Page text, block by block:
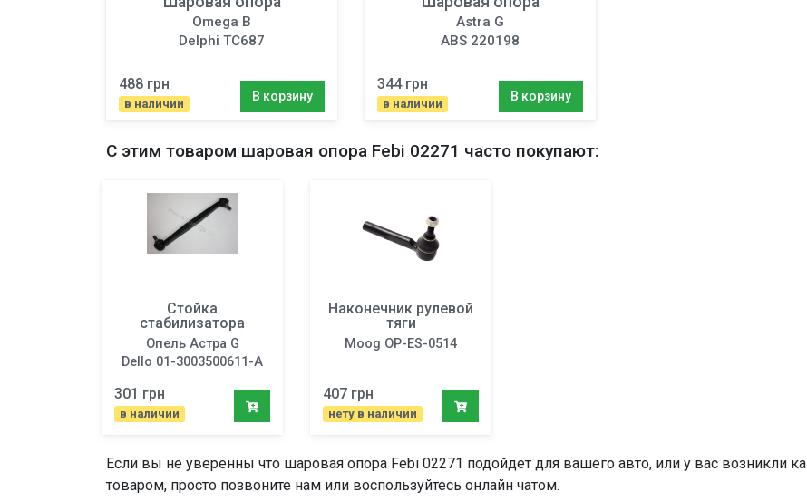
Omega B
Delphi TC687
488 грн
в наличии
В корзину
Astra G
ABS 220198
344 грн
в наличии
В корзину
С этим товаром шаровая опора Febi 02271 часто покупают:
Стойка
стабилизатора
Опель Астра G
Dello 01-3003500611-A
301 грн
в наличии
Наконечник рулевой
тяги
Moog OP-ES-0514
407 грн
нету в наличии
Если вы не уверенны что шаровая опора Febi 02271 подойдет для вашего авто, или у вас возникли
товаром, просто позвоните нам или воспользуйтесь онлайн чатом.